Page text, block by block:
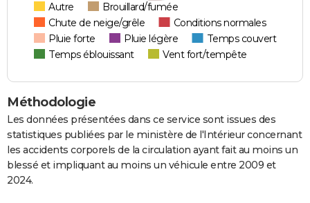
Autre
Brouillard/fumée
Chute de neige/grêle
Conditions normales
Pluie forte
Pluie légère
Temps couvert
Temps éblouissant
Vent fort/tempête
Méthodologie
Les données présentées dans ce service sont issues des
statistiques publiées par le ministère de l'Intérieur concernant
les accidents corporels de la circulation ayant fait au moins un
blessé et impliquant au moins un véhicule entre 2009 et
2024.